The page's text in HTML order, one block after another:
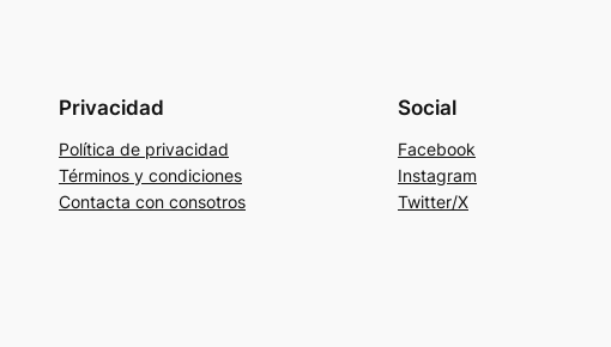
Privacidad
Política de privacidad
Términos y condiciones
Contacta con consotros
Social
Facebook
Instagram
Twitter/X